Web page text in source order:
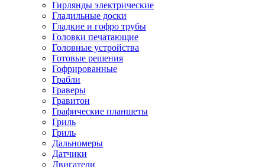
Гирлянды электрические
Гладильные доски
Гладкие и гофро трубы
Головки печатающие
Головные устройства
Готовые решения
Гофрированные
Грабли
Граверы
Гравитон
Графические планшеты
Гриль
Гриль
Дальномеры
Датчики
Двигатели